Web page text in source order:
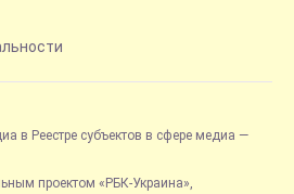
в Реестре субъектов в сфере медиа —
проектом «РБК-Украина»,